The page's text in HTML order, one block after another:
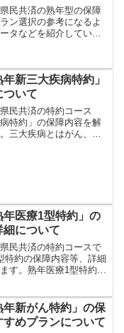
民共済の熟年型の保障
ン選択の参考になるよ
タなどを紹介していき
。 熟年2型:月掛金2,000
新三大疾病特約」
ついて
民共済の特約コース
病特約」の保障内容を解
三大疾病とはがん、心
年医療1型特約」の
細について
民共済の特約コースで
特約の保障内容等、詳細
す。熟年医療1型特約は
め 入院や手術、先進医
年新がん特約」の保
すめプランについて